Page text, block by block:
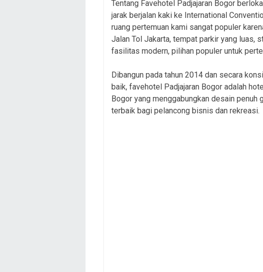
Tentang Favehotel Padjajaran Bogor
jarak berjalan kaki ke International
ruang pertemuan kami sangat populer
Jalan Tol Jakarta, tempat parkir yang luas,
fasilitas modern, pilihan populer untuk
Dibangun pada tahun 2014 dan secara
baik, favehotel Padjajaran Bogor adalah
Bogor yang menggabungkan desain
terbaik bagi pelancong bisnis dan rekreasi.